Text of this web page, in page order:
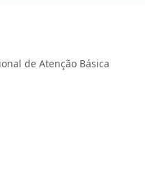
de Atenção Básica